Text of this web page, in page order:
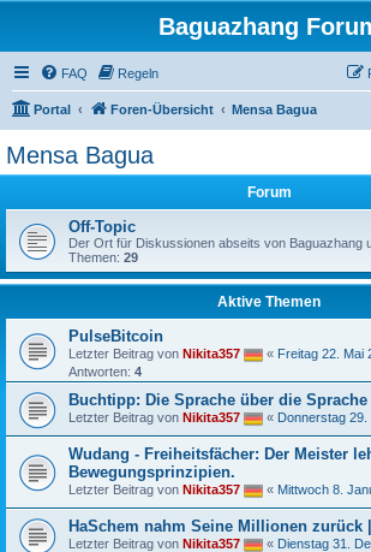
Baguazhang
FAQ Regeln
Portal Foren-Übersicht Mensa Bagua
Mensa Bagua
Forum
Off-Topic
Der Ort für Diskussionen abseits von Baguazhang
Themen: 29
Aktive Themen
PulseBitcoin
Letzter Beitrag von Nikita357 « Freitag 22. Mai
Antworten: 4
Buchtipp: Die Sprache über die
Letzter Beitrag von Nikita357 « Donnerstag
Wudang - Freiheitsfächer: Der Meister
Bewegungsprinzipien.
Letzter Beitrag von Nikita357 « Mittwoch 8.
HaSchem nahm Seine Millionen zurück
Letzter Beitrag von Nikita357 « Dienstag 31.